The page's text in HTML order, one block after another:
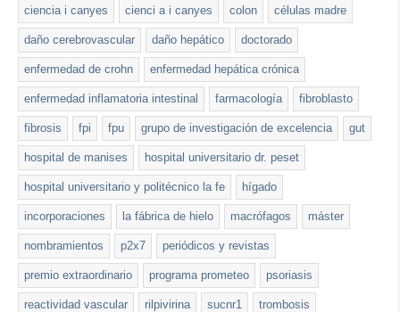
ciencia i canyes cienci a i canyes colon células madre
daño cerebrovascular daño hepático doctorado
enfermedad de crohn enfermedad hepática crónica
enfermedad inflamatoria intestinal farmacología fibroblasto
fibrosis fpi fpu grupo de investigación de excelencia gut
hospital de manises hospital universitario dr. peset
hospital universitario y politécnico la fe hígado
incorporaciones la fábrica de hielo macrófagos máster
nombramientos p2x7 periódicos y revistas
premio extraordinario programa prometeo psoriasis
reactividad vascular rilpivirina sucnr1 trombosis